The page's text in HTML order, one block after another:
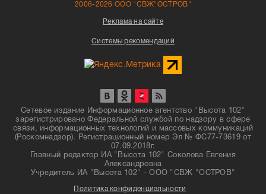
2006-2026 ООО "СВЖ"ОСТРОВ"
Реклама на сайте
Системы рекомендаций
Сетевое издание Информационное агентство "Высота 102"
зарегистрировано Федеральной службой по надзору в сфере
связи, информационных технологий и массовых коммуникаций
(Роскомнадзор). Регистрационный номер Эл № ФС77-73619 от
07.09.2018г.
Главный редактор ИА "Высота 102" Соколова Евгения
Александровна
Учредитель ИА "Высота 102" - ООО "СВЖ "ОСТРОВ"
Политика конфиденциальности